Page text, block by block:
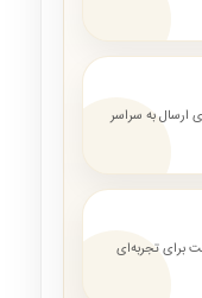
ارسال به سراسر
برای تجربه‌ای